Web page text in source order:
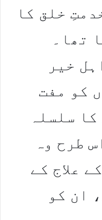
خلق کا
تھا۔
خیر
کو مفت
کا سلسلہ
طرح وہ
علاج کے
ان کو